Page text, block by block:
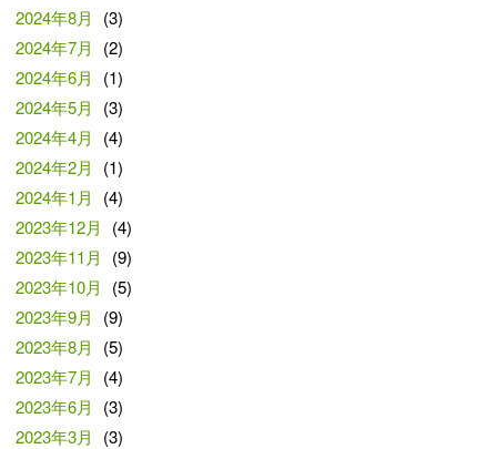
2024年8月
(3)
2024年7月
(2)
2024年6月
(1)
2024年5月
(3)
2024年4月
(4)
2024年2月
(1)
2024年1月
(4)
2023年12月
(4)
2023年11月
(9)
2023年10月
(5)
2023年9月
(9)
2023年8月
(5)
2023年7月
(4)
2023年6月
(3)
2023年3月
(3)